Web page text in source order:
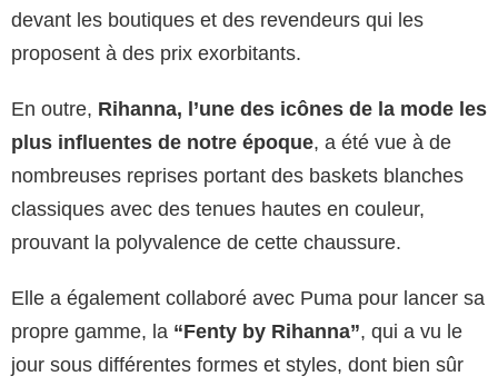
devant les boutiques et des revendeurs qui les
proposent à des prix exorbitants.
En outre, Rihanna, l’une des icônes de la mode les
plus influentes de notre époque, a été vue à de
nombreuses reprises portant des baskets blanches
classiques avec des tenues hautes en couleur,
prouvant la polyvalence de cette chaussure.
Elle a également collaboré avec Puma pour lancer sa
propre gamme, la “Fenty by Rihanna”, qui a vu le
jour sous différentes formes et styles, dont bien sûr